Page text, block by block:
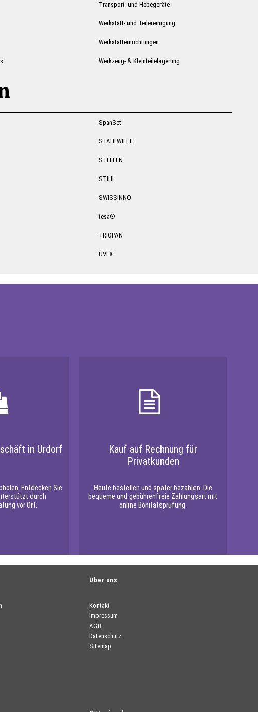
Transport- und Hebegeräte
Werkstatt- und Teilereinigung
Werkstatteinrichtungen
Werkzeug- & Kleinteilelagerung
SpanSet
STAHLWILLE
STEFFEN
STIHL
SWISSINNO
tesa®
TRIOPAN
UVEX
in Urdorf
Entdecken Sie
durch
vor Ort.
Kauf auf Rechnung für
Privatkunden
Heute bestellen und später bezahlen. Die
bequeme und gebührenfreie Zahlungsart mit
online Bonitätsprüfung.
Über uns
Kontakt
Impressum
AGB
Datenschutz
Sitemap